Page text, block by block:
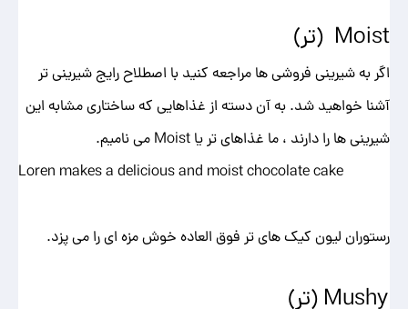
Moist (تر)
اگر به شیرینی فروشی ها مراجعه کنید با اصطلاح رایج شیرینی تر
آشنا خواهید شد. به آن دسته از غذاهایی که ساختاری مشابه این
شیرینی ها را دارند ، ما غذاهای تر یا Moist می نامیم.
Loren makes a delicious and moist chocolate cake
رستوران لیون کیک های تر فوق العاده خوش مزه ای را می پزد.
Mushy (تر)